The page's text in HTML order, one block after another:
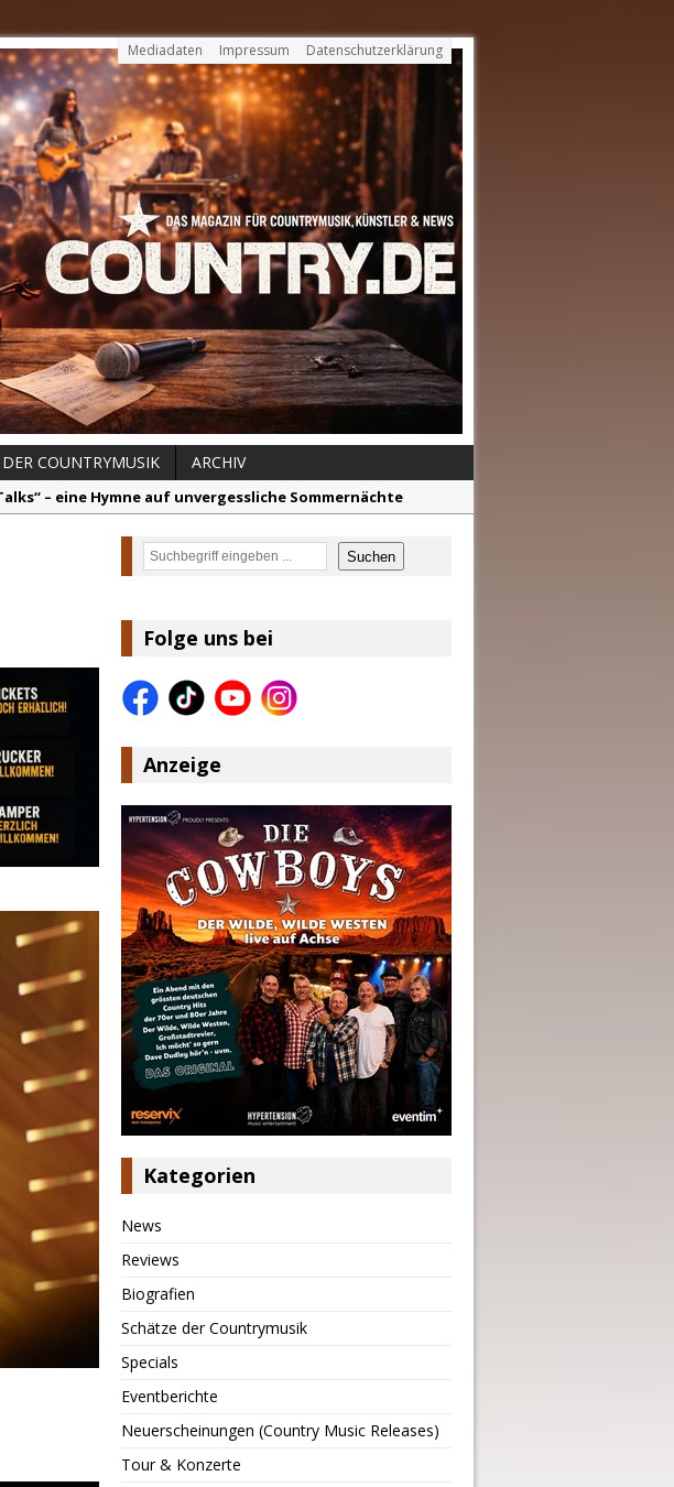
Mediadaten Impressum Datenschutzerklärung
COUNTRYMUSIK
ARCHIV
– eine Hymne auf unvergessliche Sommernächte
täglich rund 10.000 Leser
Handled Pistol“
Texas“ gehört zu den größten Hits aller Zeiten
Suchen Suchen
Folge uns bei
Anzeige
Kategorien
News
Reviews
Biografien
Schätze der Countrymusik
Specials
Eventberichte
Neuerscheinungen (Country Music Releases)
Tour & Konzerte